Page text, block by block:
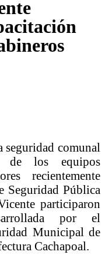
comunal
de los equipos
recientemente
Seguridad Pública
participaron
por el
Municipal de
Cachapoal.